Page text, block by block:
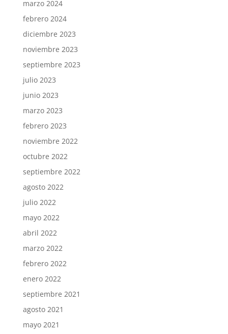
marzo 2024
febrero 2024
diciembre 2023
noviembre 2023
septiembre 2023
julio 2023
junio 2023
marzo 2023
febrero 2023
noviembre 2022
octubre 2022
septiembre 2022
agosto 2022
julio 2022
mayo 2022
abril 2022
marzo 2022
febrero 2022
enero 2022
septiembre 2021
agosto 2021
mayo 2021